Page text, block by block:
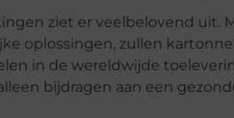
ziet er veelbelovend
oplossingen, zullen
in de wereldwijde
bijdragen aan een